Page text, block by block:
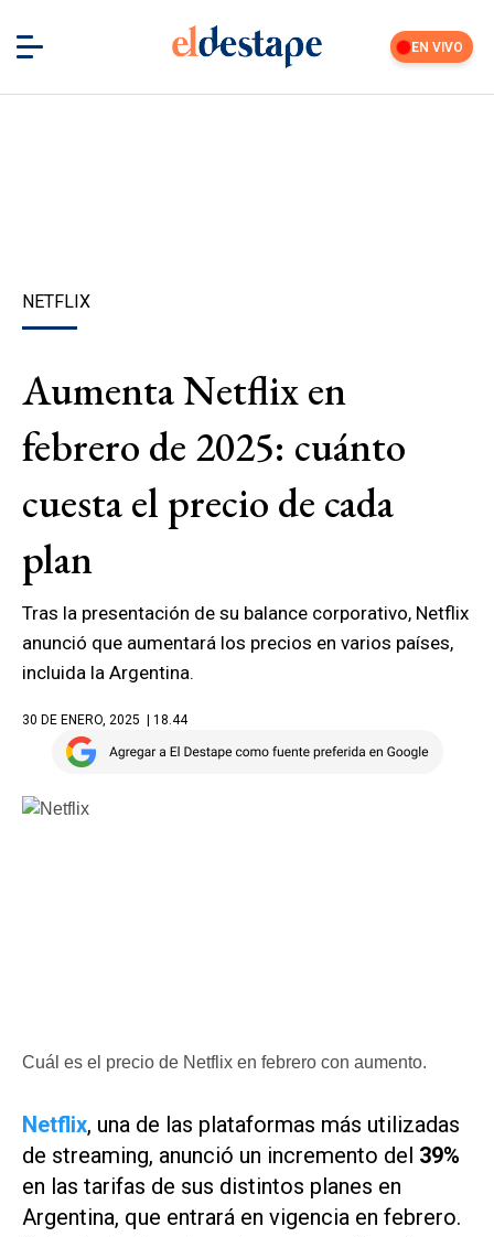
EN VIVO
NETFLIX
Aumenta Netflix en
febrero de 2025: cuánto
cuesta el precio de cada
plan
Tras la presentación de su balance corporativo, Netflix
anunció que aumentará los precios en varios países,
incluida la Argentina.
30 DE ENERO, 2025 | 18.44
Cuál es el precio de Netflix en febrero con aumento.
Netflix, una de las plataformas más utilizadas
de streaming, anunció un incremento del 39%
en las tarifas de sus distintos planes en
Argentina, que entrará en vigencia en febrero.